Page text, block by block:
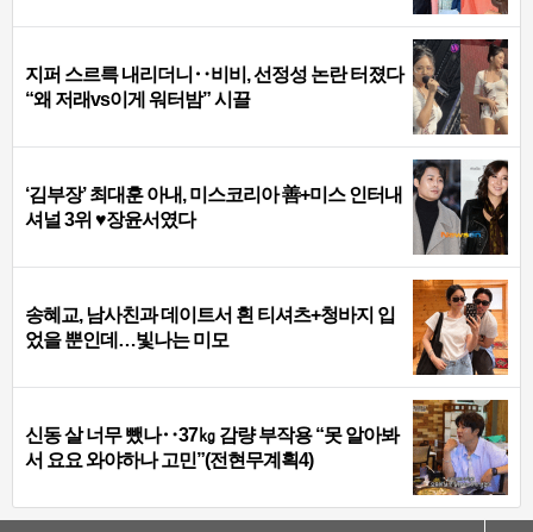
지퍼 스르륵 내리더니‥비비, 선정성 논란 터졌다
“왜 저래vs이게 워터밤” 시끌
‘김부장’ 최대훈 아내, 미스코리아 善+미스 인터내
셔널 3위 ♥장윤서였다
송혜교, 남사친과 데이트서 흰 티셔츠+청바지 입
었을 뿐인데…빛나는 미모
신동 살 너무 뺐나‥37㎏ 감량 부작용 “못 알아봐
서 요요 와야하나 고민”(전현무계획4)